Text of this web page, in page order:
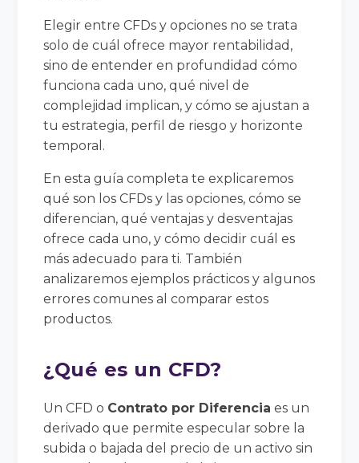
Elegir entre CFDs y opciones no se trata
solo de cuál ofrece mayor rentabilidad,
sino de entender en profundidad cómo
funciona cada uno, qué nivel de
complejidad implican, y cómo se ajustan a
tu estrategia, perfil de riesgo y horizonte
temporal.
En esta guía completa te explicaremos
qué son los CFDs y las opciones, cómo se
diferencian, qué ventajas y desventajas
ofrece cada uno, y cómo decidir cuál es
más adecuado para ti. También
analizaremos ejemplos prácticos y algunos
errores comunes al comparar estos
productos.
¿Qué es un CFD?
Un CFD o Contrato por Diferencia es un
derivado que permite especular sobre la
subida o bajada del precio de un activo sin